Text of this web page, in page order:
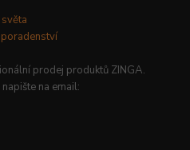
poradenství
prodej produktů ZINGA.
na email: